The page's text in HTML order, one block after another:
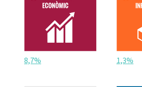
8,7% 1,3%